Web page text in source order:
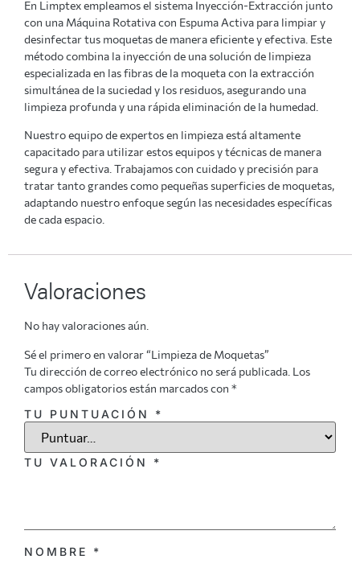
En Limptex empleamos el sistema Inyección-Extracción junto
con una Máquina Rotativa con Espuma Activa para limpiar y
desinfectar tus moquetas de manera eficiente y efectiva. Este
método combina la inyección de una solución de limpieza
especializada en las fibras de la moqueta con la extracción
simultánea de la suciedad y los residuos, asegurando una
limpieza profunda y una rápida eliminación de la humedad.
Nuestro equipo de expertos en limpieza está altamente
capacitado para utilizar estos equipos y técnicas de manera
segura y efectiva. Trabajamos con cuidado y precisión para
tratar tanto grandes como pequeñas superficies de moquetas,
adaptando nuestro enfoque según las necesidades específicas
de cada espacio.
Valoraciones
No hay valoraciones aún.
Sé el primero en valorar “Limpieza de Moquetas”
Tu dirección de correo electrónico no será publicada. Los
campos obligatorios están marcados con *
TU PUNTUACIÓN *
TU VALORACIÓN *
NOMBRE *